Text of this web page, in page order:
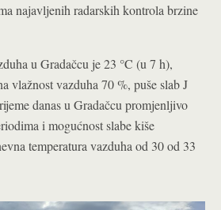
najavljenih radarskih kontrola brzine
u Gradačcu je 23 °C (u 7 h),
vlažnost vazduha 70 %, puše slab J
danas u Gradačcu promjenljivo
i mogućnost slabe kiše
temperatura vazduha od 30 od 33